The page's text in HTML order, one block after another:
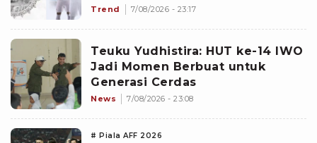
hingga Dokter dan Nakes
Trend 7/08/2026 - 23:17
Teuku Yudhistira: HUT ke-14 IWO
Jadi Momen Berbuat untuk
Generasi Cerdas
News 7/08/2026 - 23:08
# Piala AFF 2026